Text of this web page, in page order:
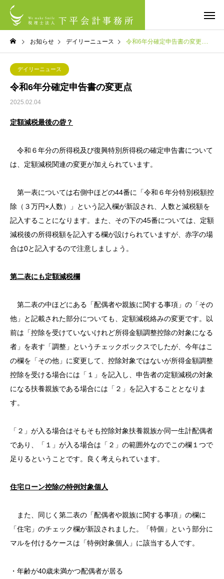
お知らせ デイリーニュース 令和6年分確定申告書の変更点
デイリーニュース
令和6年分確定申告書の変更点
2025.02.04
定額減税最後の砦？
令和６年分の所得税及び復興特別所得税の確定申告書について
は、定額減税関連の変更が加えられています。
第一表については右側中ほどの44番に「令和６年分特別税額控
除（３万円×人数）」という記入欄が新設され、人数と減税額を
記入することになります。また、その下の45番については、定額
減税後の所得税額を記入する欄が設けられていますが、赤字の場
合は0と記入するので注意しましょう。
第二表にも定額減税欄
第二表の中ほどにある「配偶者や親族に関する事項」の「その
他」と記載された部分についても、定額減税絡みの変更です。以
前は「控除を受けていないけれど所得金額調整控除の対象になる
者」を表す「調整」というチェックボックスでしたが、今年はこ
の欄を「その他」に変更して、控除対象ではないが所得金額調整
控除を受ける場合には「１」を記入し、申告者の定額減税の対象
になる扶養親族である場合には「２」を記入することとなりま
す。
「２」が入る場合はそもそも控除対象扶養親族か同一生計配偶者
であり、「１」が入る場合は「２」の範囲外なのでこの欄１つで
足りるということです。良く考えられています。
住宅ローン控除の特例対象個人
また、同じく第二表の「配偶者や親族に関する事項」の欄に
「住宅」のチェック欄が新設されました。「特個」という部分に
マルを付けるケースは「特例対象個人」に該当する人です。
・年齢が40歳未満かつ配偶者が居る